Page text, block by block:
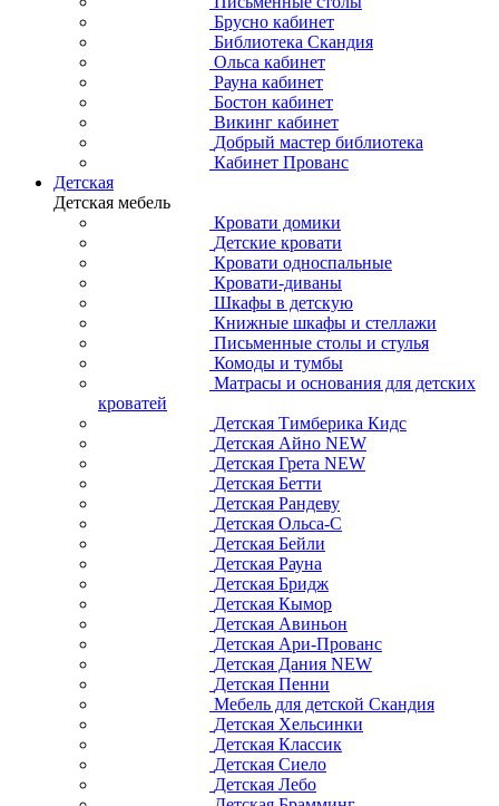
Брусно кабинет
Библиотека Скандия
Ольса кабинет
Рауна кабинет
Бостон кабинет
Викинг кабинет
Добрый мастер библиотека
Кабинет Прованс
Детская
Детская мебель
Кровати домики
Детские кровати
Кровати односпальные
Кровати-диваны
Шкафы в детскую
Книжные шкафы и стеллажи
Письменные столы и стулья
Комоды и тумбы
Матрасы и основания для детских
кроватей
Детская Тимберика Кидс
Детская Айно NEW
Детская Грета NEW
Детская Бетти
Детская Рандеву
Детская Ольса-С
Детская Бейли
Детская Рауна
Детская Бридж
Детская Кымор
Детская Авиньон
Детская Ари-Прованс
Детская Дания NEW
Детская Пенни
Мебель для детской Скандия
Детская Хельсинки
Детская Классик
Детская Сиело
Детская Лебо